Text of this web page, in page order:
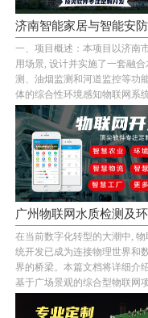
济南智能家居与智能安
化的物···
一、项目概述：本项目以济南
用场景, 设计并实施了一套融合
测、油烟监测和河道监控等功
体的综合性环境感知物联网系
时集成智能···...
广州物联网水质检测及
控系统···
在当前数字化转型的大潮中, 物
统开发已成为连接物理世界和
界的桥梁。本篇文档将详细介
基于广场景观的综合型物联网